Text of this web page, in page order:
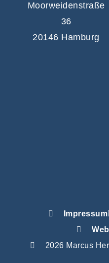
Moorweidenstraße
36
20146 Hamburg
Impressum
2026 Marcus